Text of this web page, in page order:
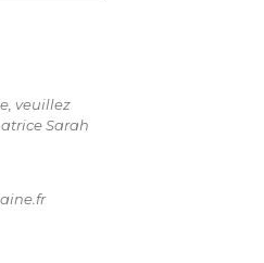
veuillez
Sarah